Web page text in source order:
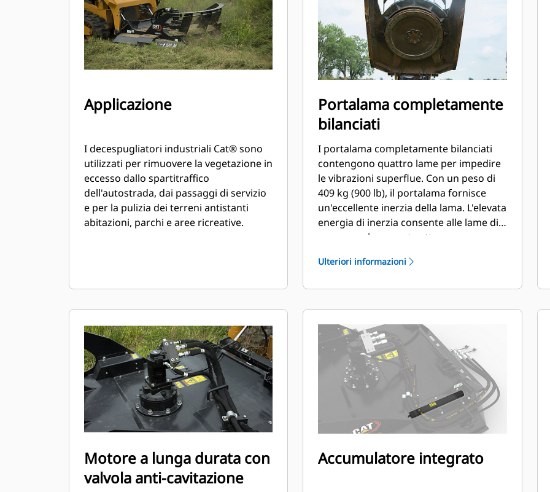
Applicazione
I decespugliatori industriali Cat® sono
utilizzati per rimuovere la vegetazione in
eccesso dallo spartitraffico
dell'autostrada, dai passaggi di servizio
e per la pulizia dei terreni antistanti
abitazioni, parchi e aree ricreative.
Portalama completamente
bilanciati
I portalama completamente bilanciati
contengono quattro lame per impedire
le vibrazioni superflue. Con un peso di
409 kg (900 lb), il portalama fornisce
un'eccellente inerzia della lama. L'elevata
energia di inerzia consente alle lame di
passare velocemente attraverso una
Ulteriori informazioni
Motore a lunga durata con
valvola anti-cavitazione
Accumulatore integrato